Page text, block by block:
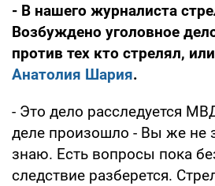
- В нашего журналиста
Возбуждено уголовное
против тех кто стрелял,
Анатолия Шария.
- Это дело расследуется
деле произошло - Вы же не
знаю. Есть вопросы пока
следствие разберется.